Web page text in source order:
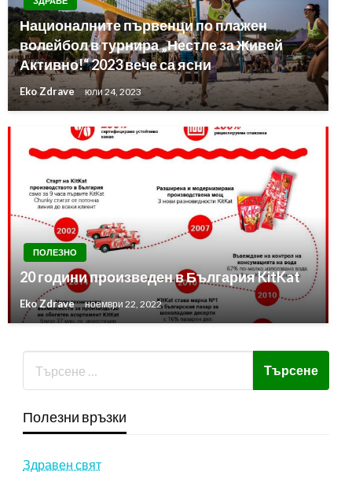
Националните първенци по плажен
волейбол в турнира „Нестле за Живей
Активно!“ 2023 вече са ясни
Eko Zdrave юли 24, 2023
ПОЛЕЗНО
20 години произведен в България KitKat
Eko Zdrave ноември 22, 2022
Полезни връзки
Здравен свят